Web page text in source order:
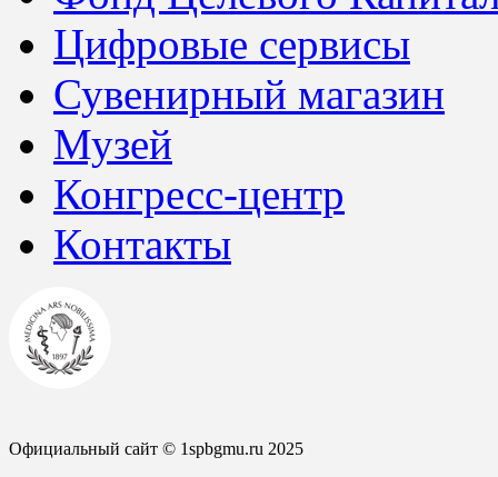
Цифровые сервисы
Сувенирный магазин
Музей
Конгресс-центр
Контакты
Официальный сайт © 1spbgmu.ru 2025